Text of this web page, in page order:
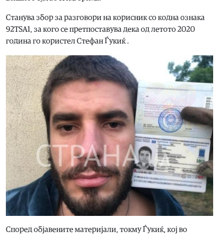
Станува збор за разговори на корисник со кодна ознака
92TSA1, за кого се претпоставува дека од летото 2020
година го користел Стефан Ѓукиќ .
Според објавените материјали, токму Ѓукиќ, кој во